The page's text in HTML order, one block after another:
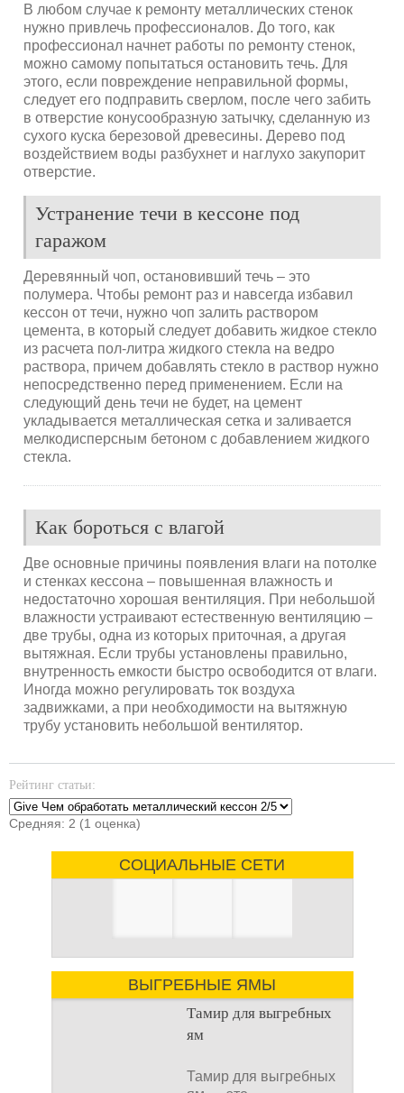
В любом случае к ремонту металлических стенок
нужно привлечь профессионалов. До того, как
профессионал начнет работы по ремонту стенок,
можно самому попытаться остановить течь. Для
этого, если повреждение неправильной формы,
следует его подправить сверлом, после чего забить
в отверстие конусообразную затычку, сделанную из
сухого куска березовой древесины. Дерево под
воздействием воды разбухнет и наглухо закупорит
отверстие.
Устранение течи в кессоне под
гаражом
Деревянный чоп, остановивший течь – это
полумера. Чтобы ремонт раз и навсегда избавил
кессон от течи, нужно чоп залить раствором
цемента, в который следует добавить жидкое стекло
из расчета пол-литра жидкого стекла на ведро
раствора, причем добавлять стекло в раствор нужно
непосредственно перед применением. Если на
следующий день течи не будет, на цемент
укладывается металлическая сетка и заливается
мелкодисперсным бетоном с добавлением жидкого
стекла.
Как бороться с влагой
Две основные причины появления влаги на потолке
и стенках кессона – повышенная влажность и
недостаточно хорошая вентиляция. При небольшой
влажности устраивают естественную вентиляцию –
две трубы, одна из которых приточная, а другая
вытяжная. Если трубы установлены правильно,
внутренность емкости быстро освободится от влаги.
Иногда можно регулировать ток воздуха
задвижками, а при необходимости на вытяжную
трубу установить небольшой вентилятор.
Рейтинг статьи:
Средняя: 2 (1 оценка)
СОЦИАЛЬНЫЕ СЕТИ
ВЫГРЕБНЫЕ ЯМЫ
Тамир для выгребных
ям
Тамир для выгребных